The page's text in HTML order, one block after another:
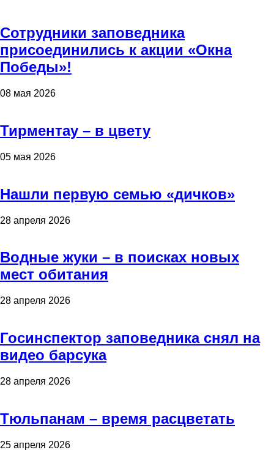
Сотрудники заповедника
присоединились к акции «Окна
Победы»!
08 мая 2026
Тирментау – в цвету
05 мая 2026
Нашли первую семью «дичков»
28 апреля 2026
Водные жуки – в поисках новых
мест обитания
28 апреля 2026
Госинспектор заповедника снял на
видео барсука
28 апреля 2026
Тюльпанам – время расцветать
25 апреля 2026